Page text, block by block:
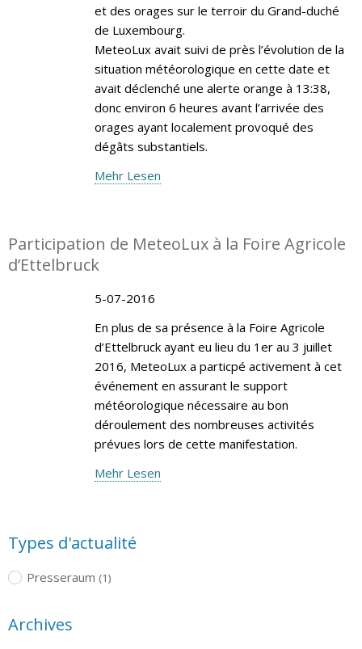
et des orages sur le terroir du Grand-duché
de Luxembourg.
MeteoLux avait suivi de près l’évolution de la
situation météorologique en cette date et
avait déclenché une alerte orange à 13:38,
donc environ 6 heures avant l’arrivée des
orages ayant localement provoqué des
dégâts substantiels.
Mehr Lesen
Participation de MeteoLux à la Foire Agricole
d’Ettelbruck
5-07-2016
En plus de sa présence à la Foire Agricole
d’Ettelbruck ayant eu lieu du 1er au 3 juillet
2016, MeteoLux a particpé activement à cet
événement en assurant le support
météorologique nécessaire au bon
déroulement des nombreuses activités
prévues lors de cette manifestation.
Mehr Lesen
Types d'actualité
Presseraum (1)
Archives